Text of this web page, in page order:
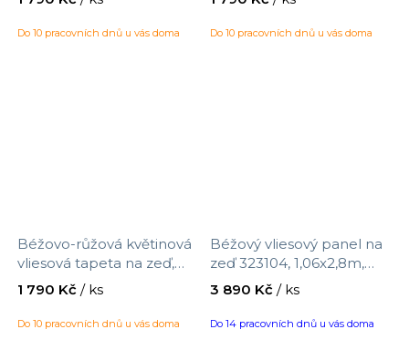
Dream Flowery
The Colour book
velikost 0,52 x 10 m
Do 10 pracovních dnů u vás doma
0,52 x 10 m
Do 10 pracovních dnů u vás doma
Béžovo-růžová květinová
vliesová tapeta na zeď,
323062, Explore, Eijffinger,
velikost 0,52 x 10 m
Do 10 pracovních dnů u vás doma
1 790 Kč / ks
Béžový vliesový panel na
zeď 323104, 1,06x2,8m,
Explore, Eijffinger
Do 14 pracovních dnů u vás doma
3 890 Kč / ks